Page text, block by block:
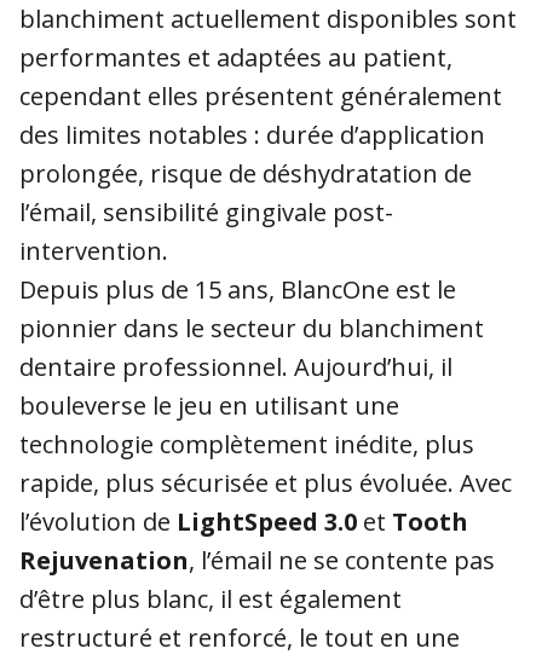
blanchiment actuellement disponibles sont
performantes et adaptées au patient,
cependant elles présentent généralement
des limites notables : durée d’application
prolongée, risque de déshydratation de
l’émail, sensibilité gingivale post-
intervention.
Depuis plus de 15 ans, BlancOne est le
pionnier dans le secteur du blanchiment
dentaire professionnel. Aujourd’hui, il
bouleverse le jeu en utilisant une
technologie complètement inédite, plus
rapide, plus sécurisée et plus évoluée. Avec
l’évolution de LightSpeed 3.0 et Tooth
Rejuvenation, l’émail ne se contente pas
d’être plus blanc, il est également
restructuré et renforcé, le tout en une